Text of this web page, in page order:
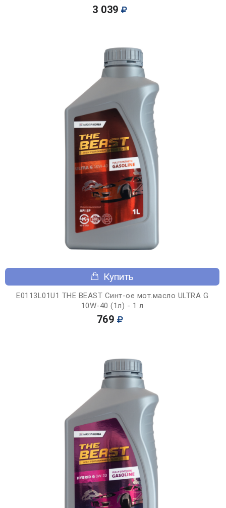
3 039
Купить
E0113L01U1 THE BEAST Синт-ое мот.масло ULTRA G
10W-40 (1л) - 1 л
769